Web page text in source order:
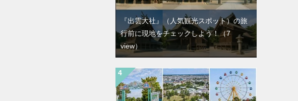
『出雲大社』（人気観光スポット）の旅
行前に現地をチェックしよう！（7
view）